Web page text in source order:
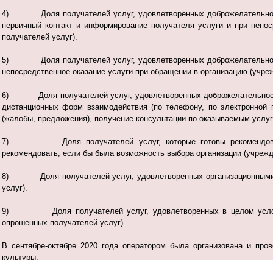
4) Доля получателей услуг, удовлетворенных
первичный контакт и информирование получателя услуги и при
получателей услуг).
5) Доля получателей услуг, удовлетворенных
непосредственное оказание услуги при обращении в организацию
6) Доля получателей услуг, удовлетворенных
дистанционных форм взаимодействия (по телефону, по
(жалобы, предложения), получение консультации по оказываемым
7) Доля получателей услуг, которые готовы рекомендовать
рекомендовать, если бы была возможность выбора организации
8) Доля получателей услуг, удовлетворенных организационными
услуг).
9) Доля получателей услуг, удовлетворенных в целом
опрошенных получателей услуг).
В сентябре-октябре 2020 года оператором была организована и
культуры.